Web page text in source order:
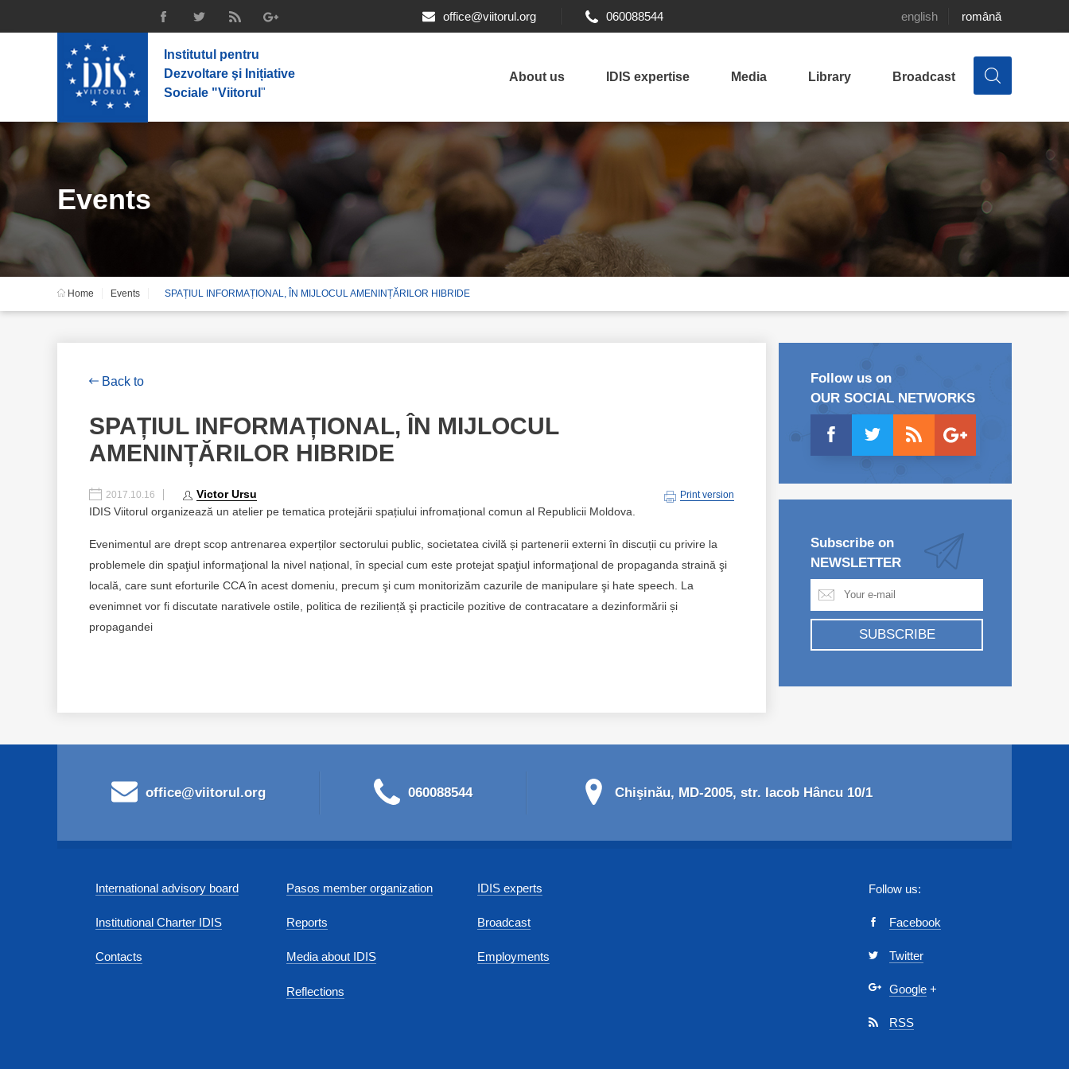
office@viitorul.org 060088544 english română
Institutul pentru
Dezvoltare şi Inițiative
Sociale "Viitorul "
About us IDIS expertise Media Library Broadcast
Events
Home Events SPAȚIUL INFORMAȚIONAL, ÎN MIJLOCUL AMENINȚĂRILOR HIBRIDE
Back to
SPAȚIUL INFORMAȚIONAL, ÎN MIJLOCUL
AMENINȚĂRILOR HIBRIDE
2017.10.16 Victor Ursu Print version
IDIS Viitorul organizează un atelier pe tematica protejării spațiului infromațional comun al Republicii Moldova.
Evenimentul are drept scop antrenarea experților sectorului public, societatea civilă și partenerii externi în discuții cu privire la
problemele din spaţiul informaţional la nivel național, în special cum este protejat spaţiul informaţional de propaganda straină şi
locală, care sunt eforturile CCA în acest domeniu, precum şi cum monitorizăm cazurile de manipulare şi hate speech. La
evenimnet vor fi discutate narativele ostile, politica de reziliență şi practicile pozitive de contracatare a dezinformării și
propagandei
Follow us on
OUR SOCIAL NETWORKS
Subscribe on
NEWSLETTER
SUBSCRIBE
office@viitorul.org 060088544 Chişinău, MD-2005, str. Iacob Hâncu 10/1
International advisory board
Institutional Charter IDIS
Contacts
Pasos member organization
Reports
Media about IDIS
Reflections
IDIS experts
Broadcast
Employments
Follow us:
Facebook
Twitter
Google +
RSS